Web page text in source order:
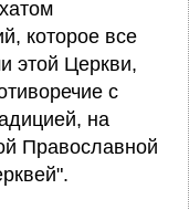
которое все
этой Церкви,
с
на
Православной